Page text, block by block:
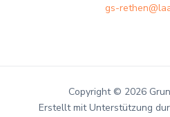
gs-
Copyright © 2026
Erstellt mit Unterstützung